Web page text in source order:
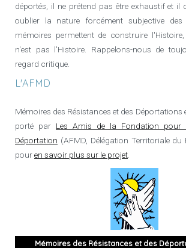
déportés, il ne prétend pas être exhaustif et il
oublier la nature forcément subjective des
mémoires permettent de construire
n'est pas l'Histoire. Rappelons-nous de
regard critique.
L'AFMD
Mémoires des Résistances et des Déportations
porté par Les Amis de la Fondation pour
Déportation (AFMD, Délégation Territoriale du
pouren savoir plus sur le projet
Mémoires des Résistances et des